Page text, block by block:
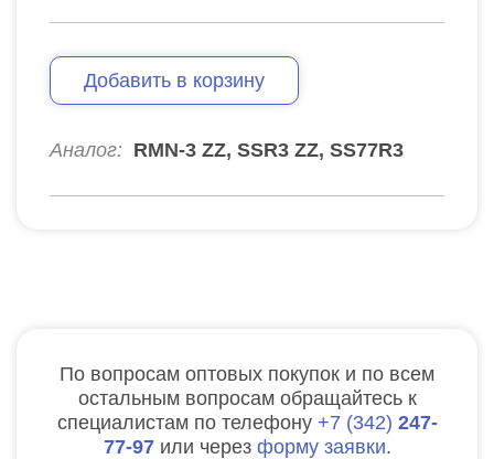
Добавить в корзину
Аналог: RMN-3 ZZ, SSR3 ZZ, SS77R3
По вопросам оптовых покупок и по всем
остальным вопросам обращайтесь к
специалистам по телефону
7 342 247-
77-97 или через форму заявки.